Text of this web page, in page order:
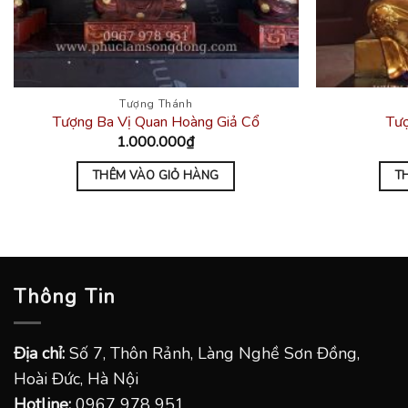
Tượng Thánh
Tượng Ba Vị Quan Hoàng Giả Cổ
1.000.000₫
THÊM VÀO GIỎ HÀNG
Thông Tin
Địa chỉ: Số 7, Thôn Rảnh, Làng Nghề Sơn Đồng,
Hoài Đức, Hà Nội